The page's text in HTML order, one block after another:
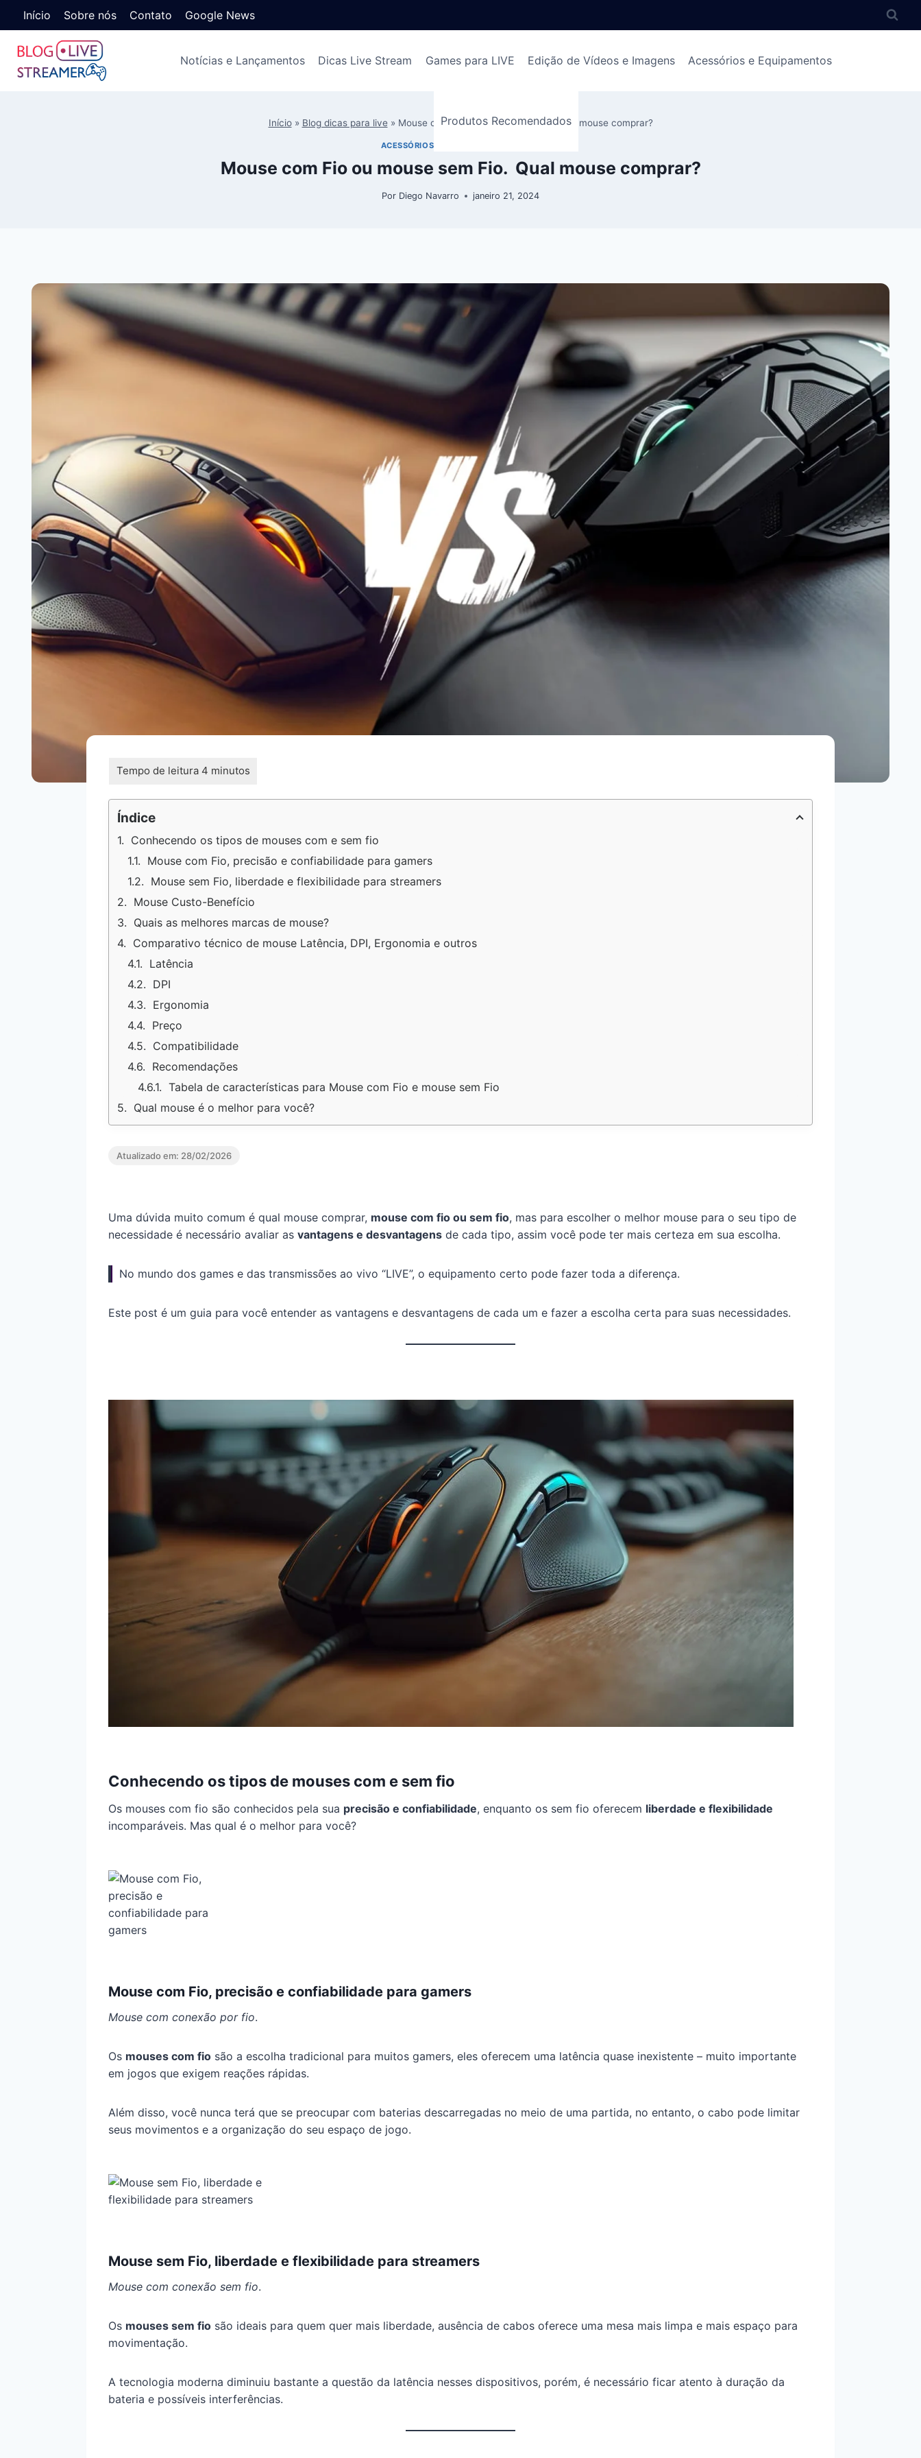
Início Sobre nós Contato Google News
Notícias e Lançamentos Dicas Live Stream Games para LIVE Edição de Vídeos e Imagens Acessórios e Equipamentos
Produtos Recomendados
Início» Blog dicas para live » Mouse com Fio ou mouse sem Fio. Qual mouse comprar?
ACESSÓRIOS E EQUIPAMENTOS
Mouse com Fio ou mouse sem Fio. Qual mouse comprar?
Por Diego Navarro janeiro 21, 2024
Índice
Conhecendo os tipos de mouses com e sem fio
Mouse com Fio, precisão e confiabilidade para gamers
Mouse sem Fio, liberdade e flexibilidade para streamers
Mouse Custo-Benefício
Quais as melhores marcas de mouse?
Comparativo técnico de mouse Latência, DPI, Ergonomia e outros
Latência
DPI
Ergonomia
Preço
Compatibilidade
Recomendações
Tabela de características para Mouse com Fio e mouse sem Fio
Qual mouse é o melhor para você?
Atualizado em: 28/02/2026
Uma dúvida muito comum é qual mouse comprar, mouse com fio ou sem fio, mas para escolher o melhor mouse para o seu tipo de
necessidade é necessário avaliar as vantagens e desvantagens de cada tipo, assim você pode ter mais certeza em sua escolha.
No mundo dos games e das transmissões ao vivo “LIVE”, o equipamento certo pode fazer toda a diferença.
Este post é um guia para você entender as vantagens e desvantagens de cada um e fazer a escolha certa para suas necessidades.
Conhecendo os tipos de mouses com e sem fio
Os mouses com fio são conhecidos pela sua precisão e confiabilidade, enquanto os sem fio oferecem liberdade e flexibilidade
incomparáveis. Mas qual é o melhor para você?
Mouse com Fio, precisão e confiabilidade para gamers
Mouse com conexão por fio.
Os mouses com fio são a escolha tradicional para muitos gamers, eles oferecem uma latência quase inexistente – muito importante
em jogos que exigem reações rápidas.
Além disso, você nunca terá que se preocupar com baterias descarregadas no meio de uma partida, no entanto, o cabo pode limitar
seus movimentos e a organização do seu espaço de jogo.
Mouse sem Fio, liberdade e flexibilidade para streamers
Mouse com conexão sem fio.
Os mouses sem fio são ideais para quem quer mais liberdade, ausência de cabos oferece uma mesa mais limpa e mais espaço para
movimentação.
A tecnologia moderna diminuiu bastante a questão da latência nesses dispositivos, porém, é necessário ficar atento à duração da
bateria e possíveis interferências.